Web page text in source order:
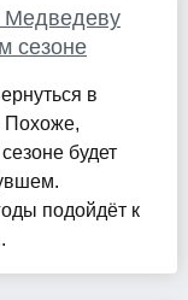
Медведеву
сезоне
в
Похоже,
будет
подойдёт к